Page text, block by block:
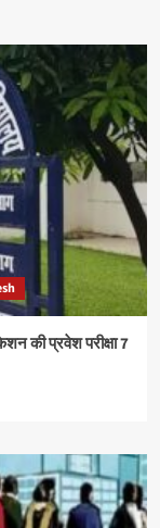
की प्रवेश परीक्षा 7